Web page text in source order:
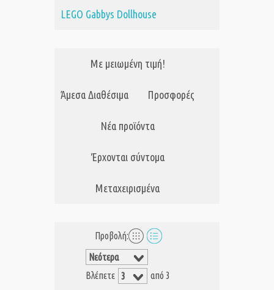
LEGO Gabbys Dollhouse
Με μειωμένη τιμή!
Άμεσα Διαθέσιμα Προσφορές
Νέα προϊόντα
Έρχονται σύντομα
Μεταχειρισμένα
Προβολή:
Βλέπετε από 3